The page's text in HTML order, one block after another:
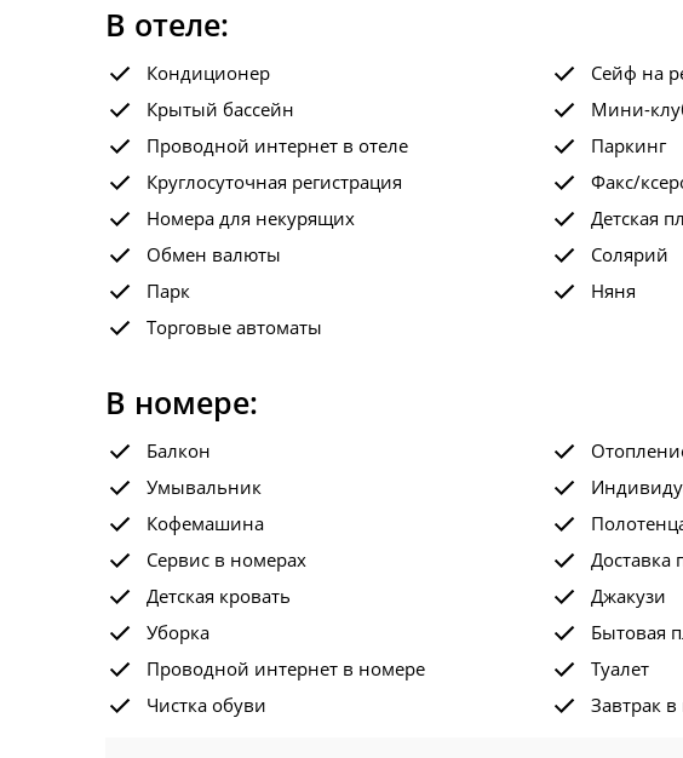
В отеле:
Кондиционер Сейф на
Крытый бассейн
Мини-
Проводной интернет в отеле
Паркинг
Круглосуточная регистрация
Факс/
Номера для некурящих
Детская
Обмен валюты
Солярий
Парк
Няня
Торговые автоматы
В номере:
Балкон
Умывальник
Кофемашина
Сервис в номерах
Доставка
Детская кровать
Джакузи
Уборка
Бытовая
Проводной интернет в номере
Туалет
Чистка обуви
Завтрак